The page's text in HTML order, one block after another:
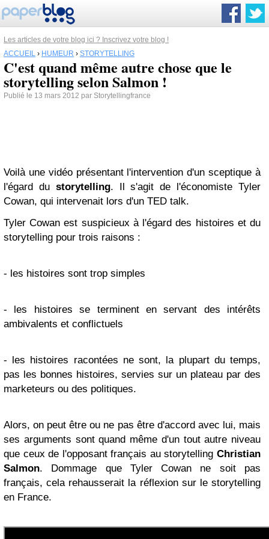
Les articles de votre blog ici ? Inscrivez votre blog !
ACCUEIL › HUMEUR › STORYTELLING
C'est quand même autre chose que le
storytelling selon Salmon !
Publié le 13 mars 2012 par Storytellingfrance
Voilà une vidéo présentant l'intervention d'un sceptique à
l'égard du storytelling. Il s'agit de l'économiste Tyler
Cowan, qui intervenait lors d'un TED talk.
Tyler Cowan est suspicieux à l'égard des histoires et du
storytelling pour trois raisons :
- les histoires sont trop simples
- les histoires se terminent en servant des intérêts
ambivalents et conflictuels
- les histoires racontées ne sont, la plupart du temps,
pas les bonnes histoires, servies sur un plateau par des
marketeurs ou des politiques.
Alors, on peut être ou ne pas être d'accord avec lui, mais
ses arguments sont quand même d'un tout autre niveau
que ceux de l'opposant français au storytelling Christian
Salmon. Dommage que Tyler Cowan ne soit pas
français, cela rehausserait la réflexion sur le storytelling
en France.